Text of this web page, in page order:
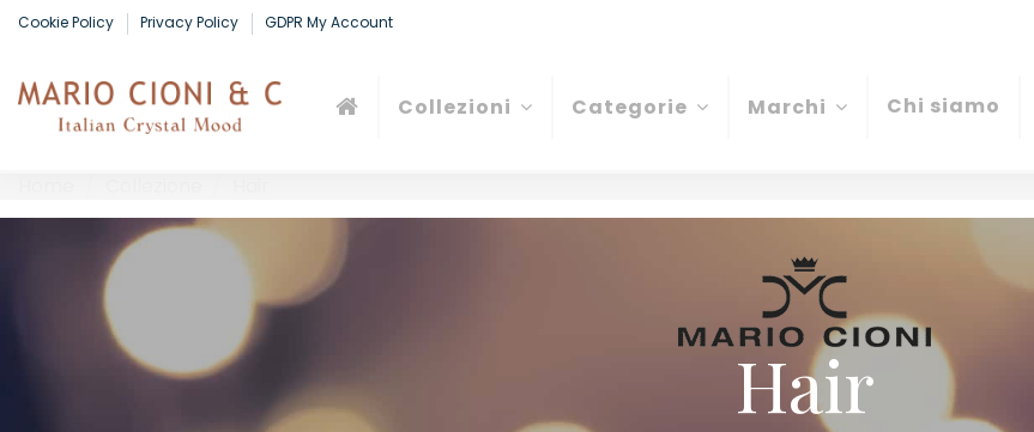
Cookie Policy Privacy Policy GDPR My Account
Collezioni Categorie Marchi Chi siamo
Hair